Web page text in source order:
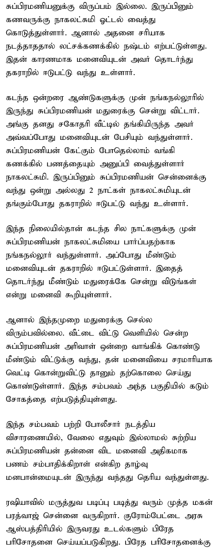
சுப்பிரமணியனுக்கு விருப்பம் இல்லை. இருப்பினும்
கணவருக்கு நாகலட்சுமி ஓட்டல் வைத்து
கொடுத்துள்ளார். ஆனால் அதனை சரியாக
நடத்தாததால் லட்சக்கணக்கில் நஷ்டம் எற்பட்டுள்ளது.
இதன் காரணமாக மனைவியுடன் அவர் தொடர்ந்து
தகராறில் ஈடுபட்டு வந்து உள்ளார்.
கடந்த ஒன்றரை ஆண்டுகளுக்கு முன் நங்கநல்லூரில்
இருந்து சுப்பிரமணியன் மதுரைக்கு சென்று விட்டார்.
அங்கு தனது சகோதரி வீட்டில் தங்கியிருந்த அவர்
அவ்வப்போது மனைவியுடன் பேசியும் வந்துள்ளார்.
சுப்பிரமணியன் கேட்கும் போதெல்லாம் வங்கி
கணக்கில் பணத்தையும் அனுப்பி வைத்துள்ளார்
நாகலட்சுமி. இருப்பினும் சுப்பிரமணியன் சென்னைக்கு
வந்து ஒன்று அல்லது 2 நாட்கள் நாகலட்சுமியுடன்
தங்கும்போது தகராறில் ஈடுபட்டு வந்து உள்ளார்.
இந்த நிலையில்தான் கடந்த சில நாட்களுக்கு முன்
சுப்பிரமணியன் நாகலட்சுமியை பார்ப்பதற்காக
நங்கநல்லூர் வந்துள்ளார். அப்போது மீண்டும்
மனைவியுடன் தகராறில் ஈடுபட்டுள்ளார். இதைத்
தொடர்ந்து மீண்டும் மதுரைக்கே சென்று விடுங்கள்
என்று மனைவி கூறியுள்ளார்.
ஆனால் இந்தமுறை மதுரைக்கு செல்ல
விரும்பவில்லை. வீட்டை விட்டு வெளியில் சென்ற
சுப்பிரமணியன் அரிவாள் ஒன்றை வாங்கிக் கொண்டு
மீண்டும் விட்டுக்கு வந்து, தன் மனைவியை சரமாரியாக
வெட்டி கொன்றுவிட்டு தானும் தற்கொலை செய்து
கொண்டுள்ளார். இந்த சம்பவம் அந்த பகுதியில் கடும்
சோகத்தை எற்படுத்தியுள்ளது.
இந்த சம்பவம் பற்றி போலீசார் நடத்திய
விசாரணையில், வேலை எதுவும் இல்லாமல் சுற்றிய
சுப்பிரமணியன் தன்னை விட மனைவி அதிகமாக
பணம் சம்பாதிக்கிறாள் என்கிற தாழ்வு
மனபான்மையுடன் இருந்து வந்தது தெரிய வந்துள்ளது.
ரஷியாவில் மருத்துவ படிப்பு படித்து வரும் முத்த மகன்
பரத்வாஜ் சென்னை வருகிறார். குரோம்பேட்டை அரசு
ஆஸ்பத்திரியில் இருவரது உடல்களும் பிரேத
பரிசோதனை செய்யப்படுகிறது. பிரேத பரிசோதனைக்கு